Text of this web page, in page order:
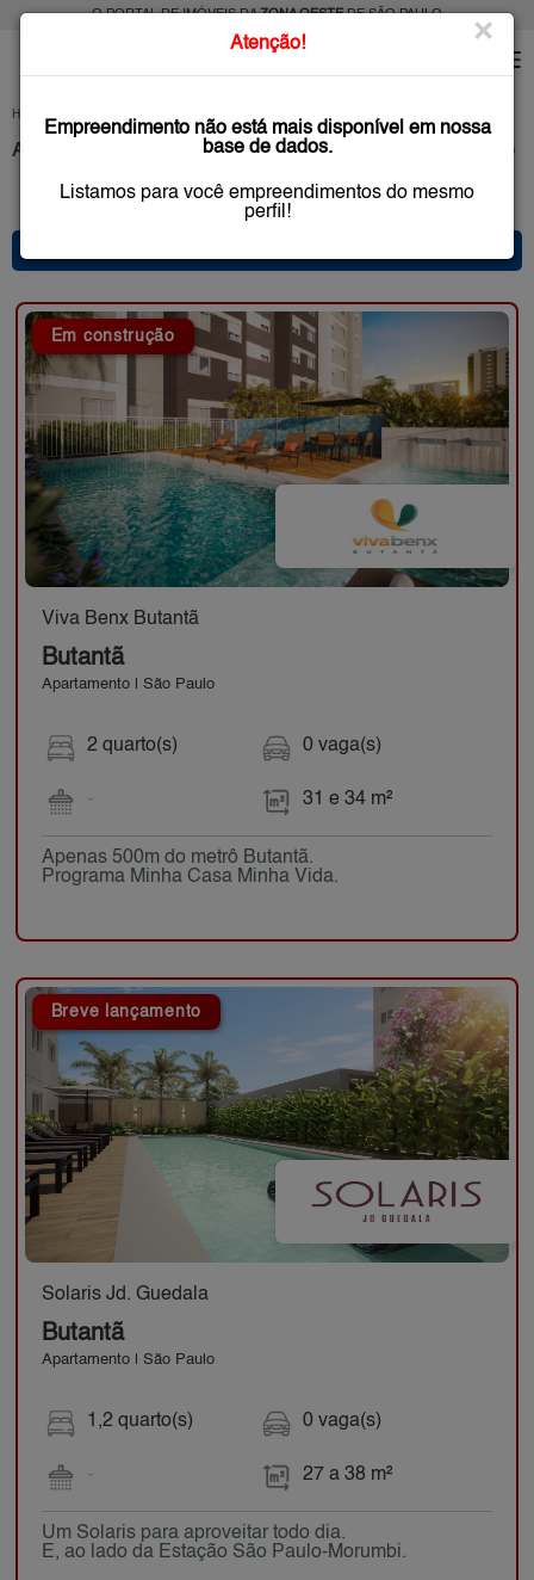
O PORTAL DE IMÓVEIS DAZONA OESTEDE SÃO PAULO
HOME
Apartamentos na Planta e Novos Zona Oeste de São Paulo
10 anúncio(s) encontrado(s)
Em construção
Viva Benx Butantã
Butantã
Apartamento | São Paulo
2 quarto(s)
-
0 vaga(s)
31 e 34 m²
Apenas 500m do metrô Butantã.
Programa Minha Casa Minha Vida.
Breve lançamento
Solaris Jd. Guedala
Butantã
Apartamento | São Paulo
1,2 quarto(s)
-
0 vaga(s)
27 a 38 m²
Um Solaris para aproveitar todo dia.
E, ao lado da Estação São Paulo-Morumbi.
Atenção! ×
Empreendimento não está mais disponível em nossa
base de dados.
Listamos para você empreendimentos do mesmo
perfil!